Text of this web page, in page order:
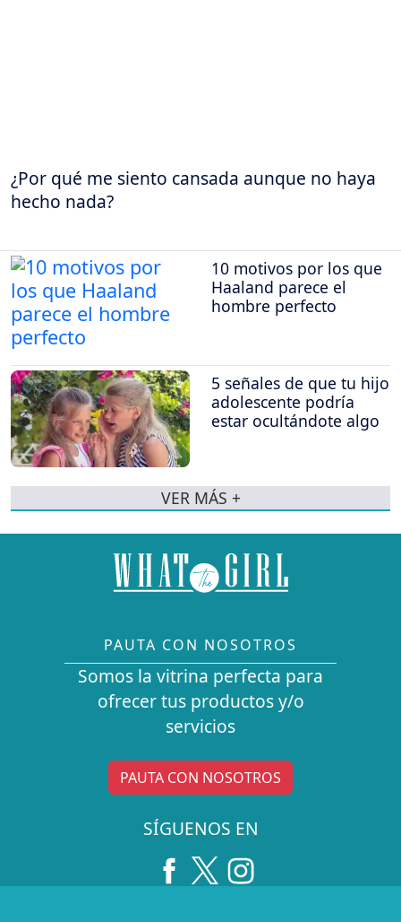
¿Por qué me siento cansada aunque no haya
hecho nada?
10 motivos por los que
Haaland parece el
hombre perfecto
5 señales de que tu hijo
adolescente podría
estar ocultándote algo
VER MÁS +
PAUTA CON NOSOTROS
Somos la vitrina perfecta para
ofrecer tus productos y/o
servicios
PAUTA CON NOSOTROS
SÍGUENOS EN